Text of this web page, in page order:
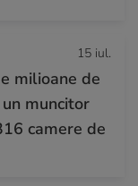
15 iul.
milioane de
muncitor
camere de